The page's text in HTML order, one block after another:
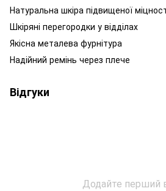
Натуральна шкіра підвищеної
Шкіряні перегородки у відділах
Якісна металева фурнітура
Надійний ремінь через плече
Відгуки
Додайте перший